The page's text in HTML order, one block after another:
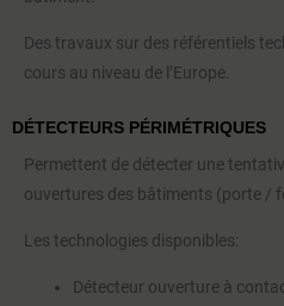
Des travaux sur des référentiels
cours au niveau de l’Europe.
DÉTECTEURS PÉRIMÉTRIQUES
Permettent de détecter une
ouvertures des bâtiments (porte /
Les technologies disponibles:
Détecteur ouverture à